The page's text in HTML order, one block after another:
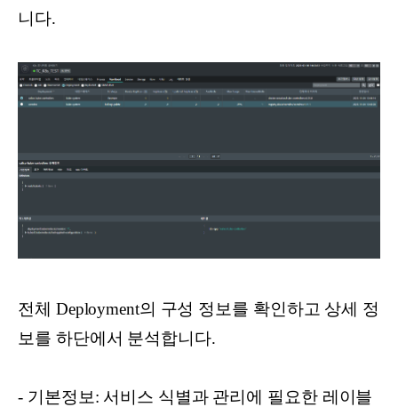
니다.
전체 Deployment의 구성 정보를 확인하고 상세 정
보를 하단에서 분석합니다.
- 기본정보: 서비스 식별과 관리에 필요한 레이블